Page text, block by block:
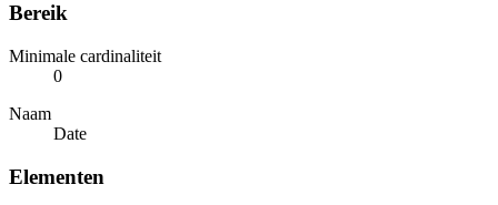
Bereik
Minimale cardinaliteit
0
Naam
Date
Elementen